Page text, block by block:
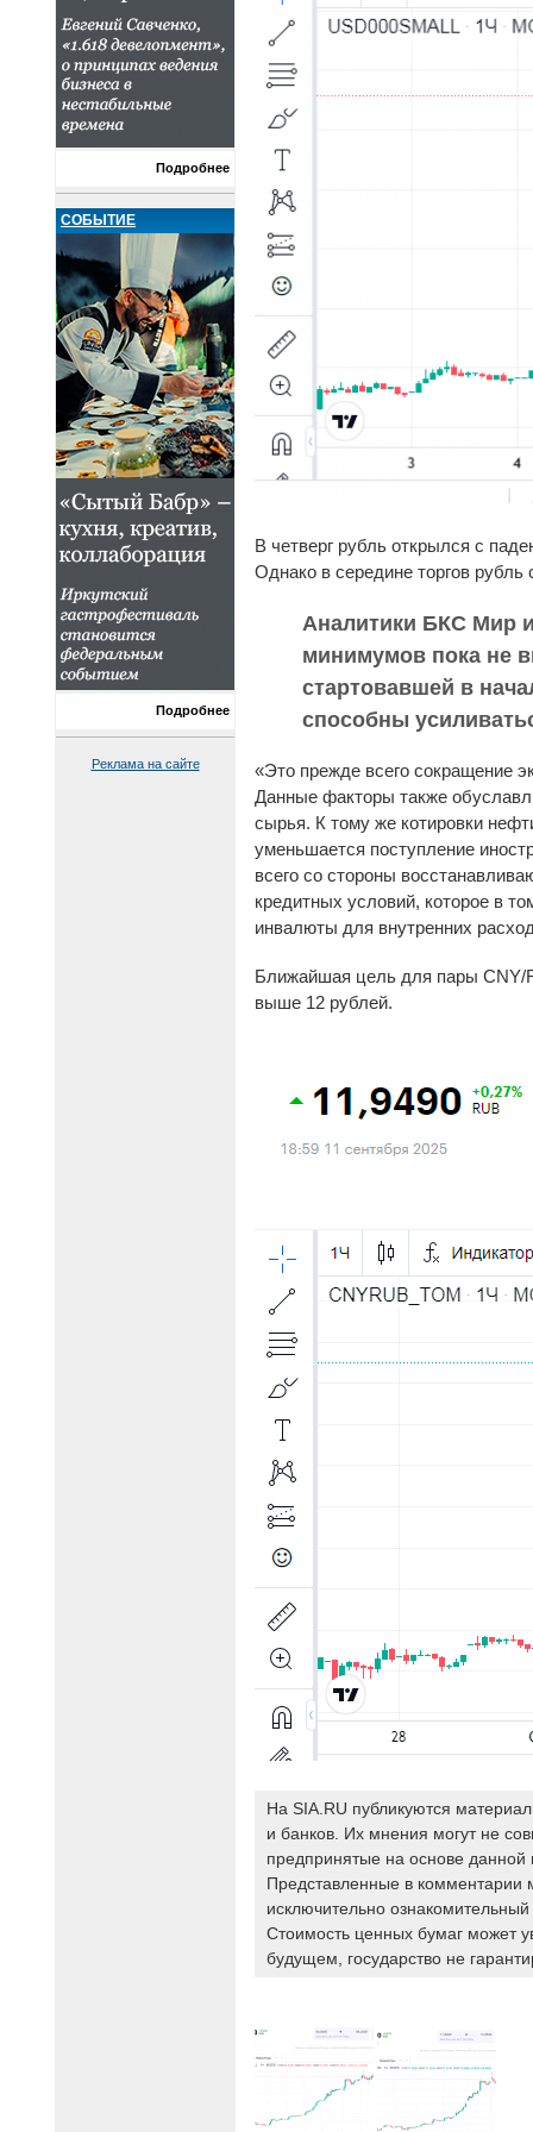
Подробнее
СОБЫТИЕ
Подробнее
Реклама на сайте
В четверг рубль открылся с
Однако в середине торгов рубль
Аналитики БКС Мир
минимумов пока не
стартовавшей в
способны
«Это прежде всего сокращение
Данные факторы также
сырья. К тому же котировки
уменьшается поступление
всего со стороны
кредитных условий, которое в
инвалюты для внутренних
Ближайшая цель для пары CNY/
выше 12 рублей.
На SIA.RU публикуются
и банков. Их мнения могут не
предпринятые на основе
Представленные в
исключительно
Стоимость ценных бумаг может
будущем, государство не